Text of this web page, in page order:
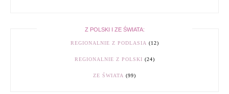
Z POLSKI I ZE ŚWIATA:
REGIONALNIE Z PODLASIA (12)
REGIONALNIE Z POLSKI (24)
ZE ŚWIATA (99)